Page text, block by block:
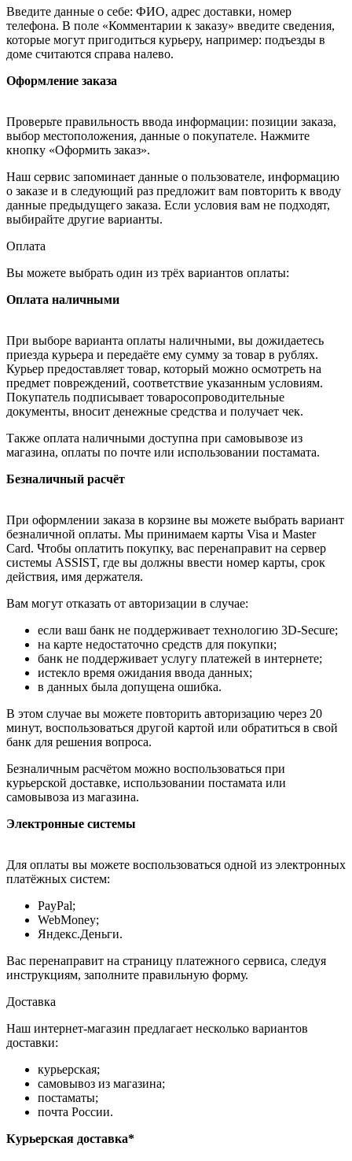
Введите данные о себе: ФИО, адрес доставки, номер
телефона. В поле «Комментарии к заказу» введите сведения,
которые могут пригодиться курьеру, например: подъезды в
доме считаются справа налево.
Оформление заказа
Проверьте правильность ввода информации: позиции заказа,
выбор местоположения, данные о покупателе. Нажмите
кнопку «Оформить заказ».
Наш сервис запоминает данные о пользователе, информацию
о заказе и в следующий раз предложит вам повторить к вводу
данные предыдущего заказа. Если условия вам не подходят,
выбирайте другие варианты.
Оплата
Вы можете выбрать один из трёх вариантов оплаты:
Оплата наличными
При выборе варианта оплаты наличными, вы дожидаетесь
приезда курьера и передаёте ему сумму за товар в рублях.
Курьер предоставляет товар, который можно осмотреть на
предмет повреждений, соответствие указанным условиям.
Покупатель подписывает товаросопроводительные
документы, вносит денежные средства и получает чек.
Также оплата наличными доступна при самовывозе из
магазина, оплаты по почте или использовании постамата.
Безналичный расчёт
При оформлении заказа в корзине вы можете выбрать вариант
безналичной оплаты. Мы принимаем карты Visa и Master
Card. Чтобы оплатить покупку, вас перенаправит на сервер
системы ASSIST, где вы должны ввести номер карты, срок
действия, имя держателя.
Вам могут отказать от авторизации в случае:
если ваш банк не поддерживает технологию 3D-Secure;
на карте недостаточно средств для покупки;
банк не поддерживает услугу платежей в интернете;
истекло время ожидания ввода данных;
в данных была допущена ошибка.
В этом случае вы можете повторить авторизацию через 20
минут, воспользоваться другой картой или обратиться в свой
банк для решения вопроса.
Безналичным расчётом можно воспользоваться при
курьерской доставке, использовании постамата или
самовывоза из магазина.
Электронные системы
Для оплаты вы можете воспользоваться одной из электронных
платёжных систем:
PayPal;
WebMoney;
Яндекс.Деньги.
Вас перенаправит на страницу платежного сервиса, следуя
инструкциям, заполните правильную форму.
Доставка
Наш интернет-магазин предлагает несколько вариантов
доставки:
курьерская;
самовывоз из магазина;
постаматы;
почта России.
Курьерская доставка*